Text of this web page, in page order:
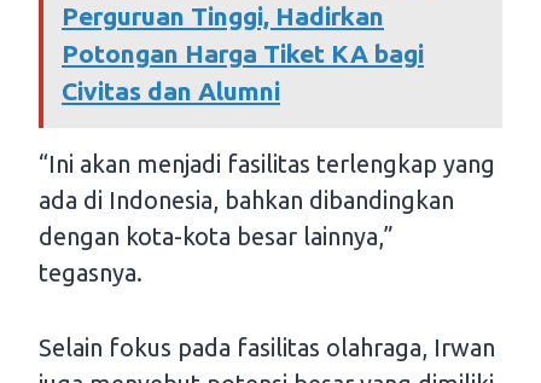
Perguruan Tinggi, Hadirkan
Potongan Harga Tiket KA bagi
Civitas dan Alumni
“Ini akan menjadi fasilitas terlengkap yang
ada di Indonesia, bahkan dibandingkan
dengan kota-kota besar lainnya,”
tegasnya.
Selain fokus pada fasilitas olahraga, Irwan